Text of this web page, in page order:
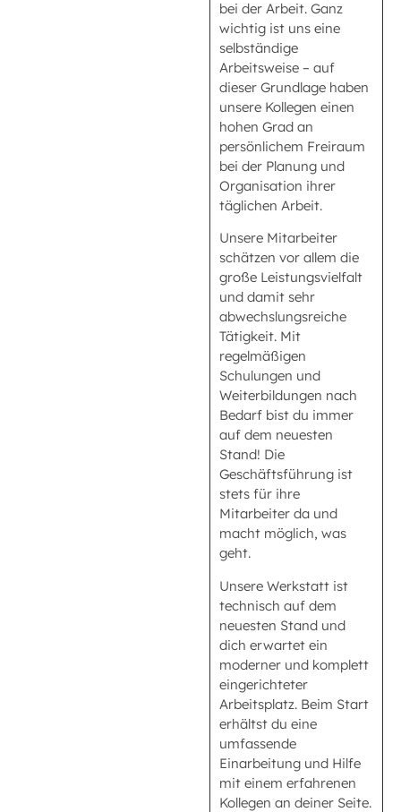
bei der Arbeit. Ganz
wichtig ist uns eine
selbständige
Arbeitsweise – auf
dieser Grundlage haben
unsere Kollegen einen
hohen Grad an
persönlichem Freiraum
bei der Planung und
Organisation ihrer
täglichen Arbeit.
Unsere Mitarbeiter
schätzen vor allem die
große Leistungsvielfalt
und damit sehr
abwechslungsreiche
Tätigkeit. Mit
regelmäßigen
Schulungen und
Weiterbildungen nach
Bedarf bist du immer
auf dem neuesten
Stand! Die
Geschäftsführung ist
stets für ihre
Mitarbeiter da und
macht möglich, was
geht.
Unsere Werkstatt ist
technisch auf dem
neuesten Stand und
dich erwartet ein
moderner und komplett
eingerichteter
Arbeitsplatz. Beim Start
erhältst du eine
umfassende
Einarbeitung und Hilfe
mit einem erfahrenen
Kollegen an deiner Seite.